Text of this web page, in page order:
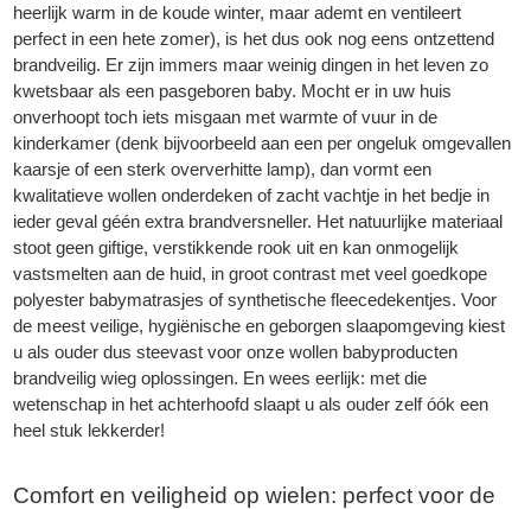
heerlijk warm in de koude winter, maar ademt en ventileert
perfect in een hete zomer), is het dus ook nog eens ontzettend
brandveilig. Er zijn immers maar weinig dingen in het leven zo
kwetsbaar als een pasgeboren baby. Mocht er in uw huis
onverhoopt toch iets misgaan met warmte of vuur in de
kinderkamer (denk bijvoorbeeld aan een per ongeluk omgevallen
kaarsje of een sterk oververhitte lamp), dan vormt een
kwalitatieve wollen onderdeken of zacht vachtje in het bedje in
ieder geval géén extra brandversneller. Het natuurlijke materiaal
stoot geen giftige, verstikkende rook uit en kan onmogelijk
vastsmelten aan de huid, in groot contrast met veel goedkope
polyester babymatrasjes of synthetische fleecedekentjes. Voor
de meest veilige, hygiënische en geborgen slaapomgeving kiest
u als ouder dus steevast voor onze wollen babyproducten
brandveilig wieg oplossingen. En wees eerlijk: met die
wetenschap in het achterhoofd slaapt u als ouder zelf óók een
heel stuk lekkerder!
Comfort en veiligheid op wielen: perfect voor de